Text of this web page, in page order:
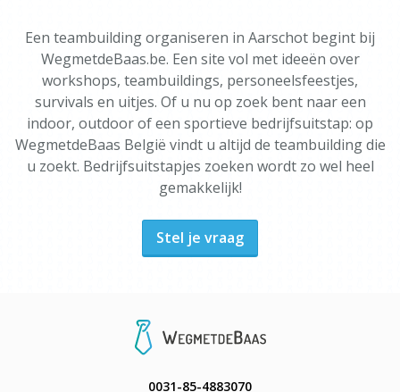
Een teambuilding organiseren in Aarschot begint bij
WegmetdeBaas.be. Een site vol met ideeën over
workshops, teambuildings, personeelsfeestjes,
survivals en uitjes. Of u nu op zoek bent naar een
indoor, outdoor of een sportieve bedrijfsuitstap: op
WegmetdeBaas België vindt u altijd de teambuilding die
u zoekt. Bedrijfsuitstapjes zoeken wordt zo wel heel
gemakkelijk!
Stel je vraag
0031-85-4883070